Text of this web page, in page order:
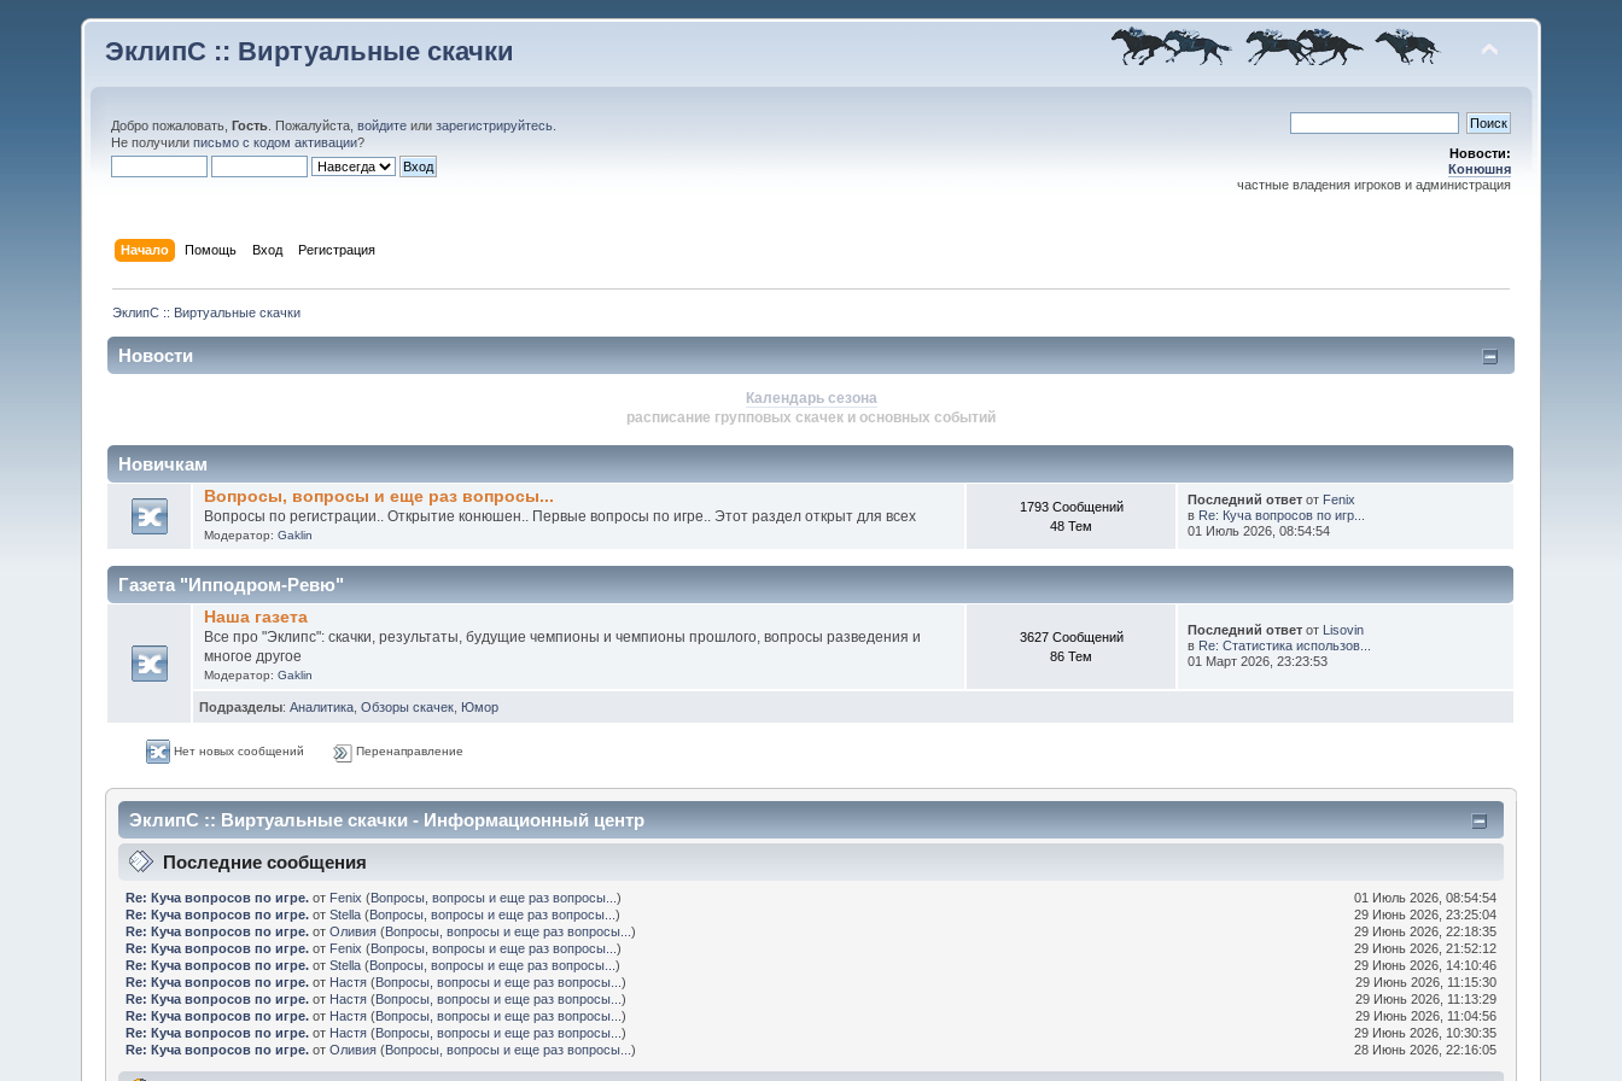
ЭклипС :: Виртуальные скачки
Добро пожаловать,Гость . Пожалуйста,войдите илизарегистрируйтесь
Не получилиписьмо с кодом активации?
Новости:
Конюшня
частные владения игроков и администрация
Начало Помощь Вход Регистрация
ЭклипС :: Виртуальные скачки
Новости
Календарь сезона
расписание групповых скачек и основных событий
Новичкам
Вопросы, вопросы и еще раз вопросы...
Вопросы по регистрации.. Открытие конюшен.. Первые вопросы по игре.. Этот раздел открыт для всех
Модератор: Gaklin
1793 Сообщений
48 Тем
Последний ответот Fenix
в Re: Куча вопросов по игр...
01 Июль 2026, 08:54:54
Газета "Ипподром-Ревю"
Наша газета
Все про "Эклипс": скачки, результаты, будущие чемпионы и чемпионы прошлого, вопросы разведения и
многое другое
Модератор: Gaklin
3627 Сообщений
86 Тем
Последний ответот Lisovin
в Re: Статистика использов...
01 Март 2026, 23:23:53
Подразделы:Аналитика ,Обзоры скачек Юмор
Нет новых сообщений Перенаправление
ЭклипС :: Виртуальные скачки - Информационный центр
Последние сообщения
Re: Куча вопросов по игре.от Fenix (Вопросы, вопросы и еще раз вопросы... )
01 Июль 2026, 08:54:54
Re: Куча вопросов по игре.от Stella(Вопросы, вопросы и еще раз вопросы... )
29 Июнь 2026, 23:25:04
Re: Куча вопросов по игре.от Оливия(Вопросы, вопросы и еще раз вопросы... )
29 Июнь 2026, 22:18:35
Re: Куча вопросов по игре.от Fenix (Вопросы, вопросы и еще раз вопросы... )
29 Июнь 2026, 21:52:12
Re: Куча вопросов по игре.от Stella(Вопросы, вопросы и еще раз вопросы... )
29 Июнь 2026, 14:10:46
Re: Куча вопросов по игре.от Настя(Вопросы, вопросы и еще раз вопросы... )
29 Июнь 2026, 11:15:30
Re: Куча вопросов по игре.от Настя(Вопросы, вопросы и еще раз вопросы... )
29 Июнь 2026, 11:13:29
Re: Куча вопросов по игре.от Настя(Вопросы, вопросы и еще раз вопросы... )
29 Июнь 2026, 11:04:56
Re: Куча вопросов по игре.от Настя(Вопросы, вопросы и еще раз вопросы... )
29 Июнь 2026, 10:30:35
Re: Куча вопросов по игре.от Оливия(Вопросы, вопросы и еще раз вопросы... ) 28 Июнь 2026, 22:16:05